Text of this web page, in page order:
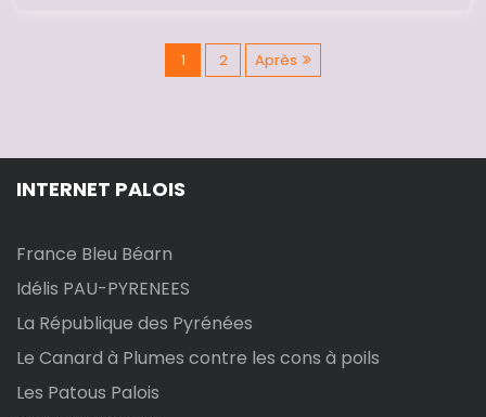
P
g
a
t
1 2 Après
INTERNET PALOIS
France Bleu Béarn
Idélis PAU-PYRENEES
La République des Pyrénées
Le Canard à Plumes contre les cons à poils
Les Patous Palois